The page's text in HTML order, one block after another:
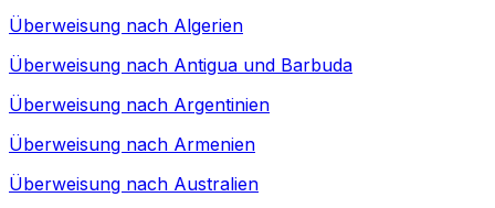
Überweisung nach Algerien
Überweisung nach Antigua und Barbuda
Überweisung nach Argentinien
Überweisung nach Armenien
Überweisung nach Australien